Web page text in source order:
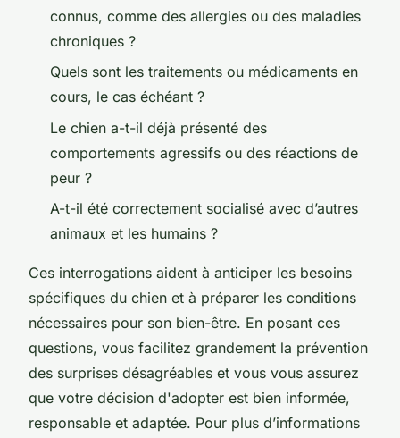
connus, comme des allergies ou des maladies
chroniques ?
Quels sont les traitements ou médicaments en
cours, le cas échéant ?
Le chien a-t-il déjà présenté des
comportements agressifs ou des réactions de
peur ?
A-t-il été correctement socialisé avec d’autres
animaux et les humains ?
Ces interrogations aident à anticiper les besoins
spécifiques du chien et à préparer les conditions
nécessaires pour son bien-être. En posant ces
questions, vous facilitez grandement la prévention
des surprises désagréables et vous vous assurez
que votre décision d'adopter est bien informée,
responsable et adaptée. Pour plus d’informations